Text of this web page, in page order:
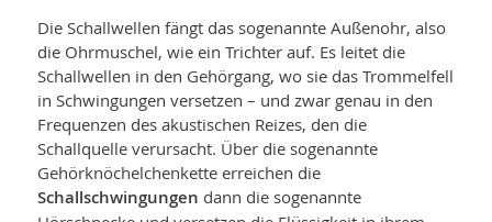
Die Schallwellen fängt das sogenannte Außenohr, also
die Ohrmuschel, wie ein Trichter auf. Es leitet die
Schallwellen in den Gehörgang, wo sie das Trommelfell
in Schwingungen versetzen – und zwar genau in den
Frequenzen des akustischen Reizes, den die
Schallquelle verursacht. Über die sogenannte
Gehörknöchelchen­kette erreichen die
Schallschwingungen dann die sogenannte